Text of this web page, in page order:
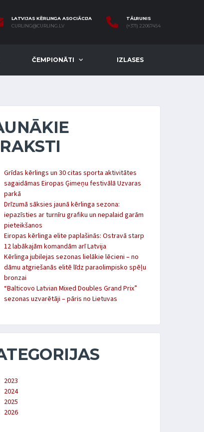
LATVIJAS KĒRLINGA ASOCIĀCIJA
CURLING@CURLING.LV
TĀLRUNIS
(+371) 22067454
ČEMPIONĀTI IZLASES
Grīdas kērlings un 30 citas sporta aktivitātes
sagaidāmas Eiropas Ģimeņu festivālā Uzvaras
parkā
Drīzumā sāksies jaunā kērlinga sezona:
iepazīsties ar turnīru grafiku un nepalaid garām
pieteikšanos
Eiropas kērlinga elite paplašinās: Ostravā starp
12 labākajām komandām arī Latvija
Kērlinga jubilejas sezonas lielākie lēcieni – no
dāmu atgriešanās elitē līdz paraolimpisko spēļu
bronzai
“Balticovo Latvian Mixed Doubles Grand Prix”
sezonas uzvarētāji – pāris no Lietuvas
2023
2024
2025
2026